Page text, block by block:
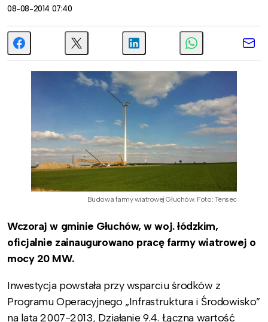
08-08-2014 07:40
Budowa farmy wiatrowej Głuchów. Foto: Tensec
Wczoraj w gminie Głuchów, w woj. łódzkim,
oficjalnie zainaugurowano pracę farmy wiatrowej o
mocy 20 MW.
Inwestycja powstała przy wsparciu środków z
Programu Operacyjnego „Infrastruktura i Środowisko”
na lata 2007-2013, Działanie 9.4. Łączna wartość